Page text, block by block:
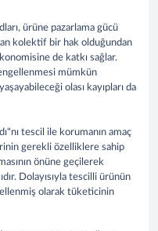
ürüne pazarlama gücü
kolektif bir hak olduğundan
de katkı sağlar.
mümkün
olası kayıpları da
tescil ile korumanın amaç
gerekli özelliklere sahip
önüne geçilerek
Dolayısıyla tescilli ürünün
olarak tüketicinin